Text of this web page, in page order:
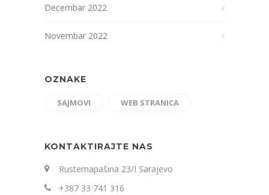
Decembar 2022
Novembar 2022
OZNAKE
SAJMOVI WEB STRANICA
KONTAKTIRAJTE NAS
Rustemapašina 23/I Sarajevo
+387 33 741 316